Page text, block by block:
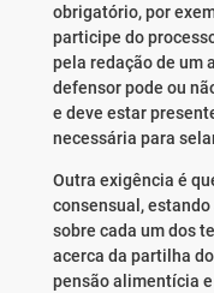
obrigatório, por
participe do
pela redação de um
defensor pode ou
e deve estar
necessária para
Outra exigência é
consensual,
sobre cada um dos
acerca da partilha
pensão alimentícia